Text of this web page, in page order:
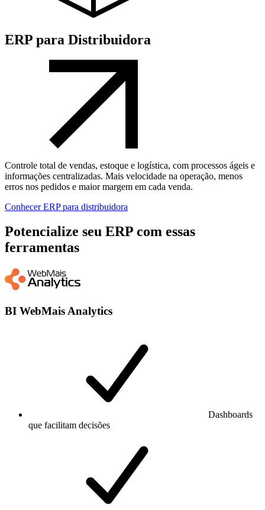
ERP para Distribuidora
Controle total de vendas, estoque e logística, com processos ágeis e
informações centralizadas. Mais velocidade na operação, menos
erros nos pedidos e maior margem em cada venda.
Conhecer ERP para distribuidora
Potencialize seu ERP com essas
ferramentas
BI WebMais Analytics
Dashboards
que facilitam decisões